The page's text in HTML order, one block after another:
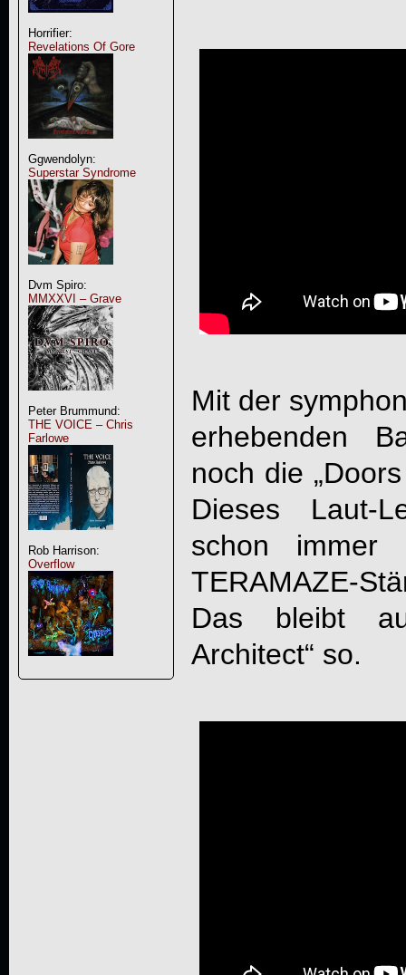
Horrifier:
Revelations Of Gore
Ggwendolyn:
Superstar Syndrome
Dvm Spiro:
MMXXVI – Grave
Peter Brummund:
THE VOICE – Chris
Farlowe
Rob Harrison:
Overflow
Mit der
erhebenden
noch die
Dieses Laut-
schon
TERAMAZE-
Das bleibt
Architect“ so.